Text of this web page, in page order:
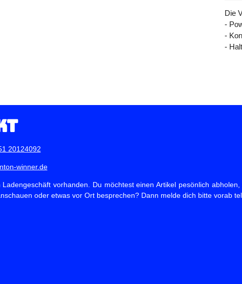
Die
-
-
-
20124092
winner.de
Ladengeschäft vorhanden. Du möchtest einen Artikel pesönlich
oder etwas vor Ort besprechen? Dann melde dich bitte vorab